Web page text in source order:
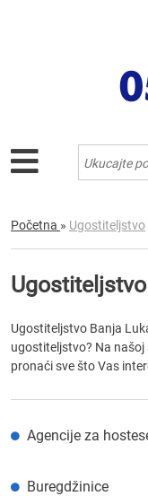
Početna » Ugostiteljstvo
Ugostiteljstvo Banja
ugostiteljstvo? Na
pronaći sve što Vas
Agencije za
Buregdžinice